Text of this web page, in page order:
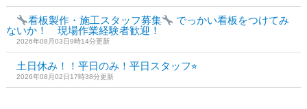
看板製作・施工スタッフ募集
でっかい看板をつけてみ
ないか！ 現場作業経験者歓迎！
2026年08月03日9時14分更新
土日休み！！平日のみ！平日スタッフ⭐︎
2026年08月02日17時38分更新